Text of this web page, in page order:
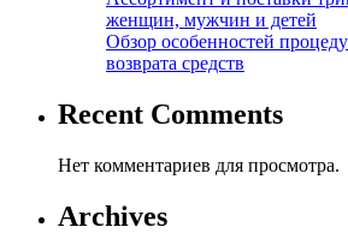
женщин, мужчин и детей
Обзор особенностей
возврата средств
Recent Comments
Нет комментариев для просмотра.
Archives